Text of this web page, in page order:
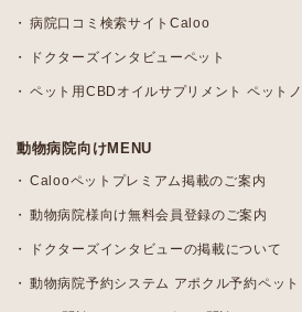
病院口コミ検索サイトCaloo
ドクターズインタビューペット
ペット用CBDオイルサプリメント ペット
動物病院向けMENU
Calooペットプレミアム掲載のご案内
動物病院様向け無料会員登録のご案内
ドクターズインタビューの掲載について
動物病院予約システム アポクル予約ペット